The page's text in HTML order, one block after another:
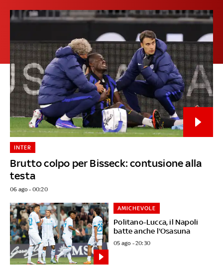
Brutto colpo per Bisseck: contusione alla
testa
INTER
06 ago - 00:20
Politano-Lucca, il Napoli
batte anche l'Osasuna
AMICHEVOLE
05 ago - 20:30